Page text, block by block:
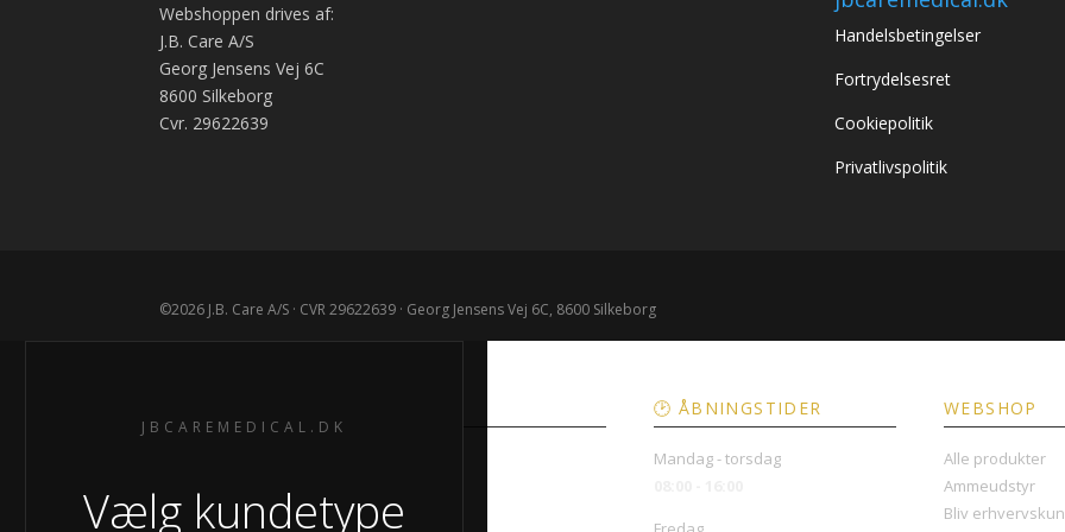
Webshoppen drives af:
J.B. Care A/S
Georg Jensens Vej 6C
8600 Silkeborg
Cvr. 29622639
Handelsbetingelser
Fortrydelsesret
Cookiepolitik
Privatlivspolitik
JBCAREMEDICAL.DK
Vælg kundetype
8600 Silkeborg
🕑 ÅBNINGSTIDER
Mandag - torsdag
WEBSHOP
Alle produkter
Ammeudstyr
Bliv